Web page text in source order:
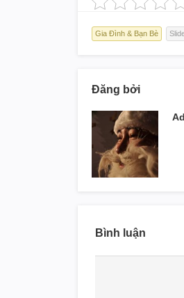
Gia Đình & Bạn Bè
Đăng bởi
Bình luận